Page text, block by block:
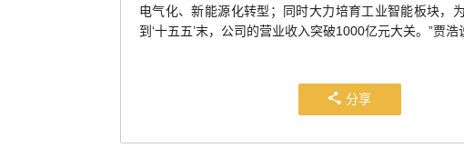
电气化、新能源化转型；同时大力培育工业智能板块，
到‘十五五’末，公司的营业收入突破1000亿元大关。”贾浩
分享